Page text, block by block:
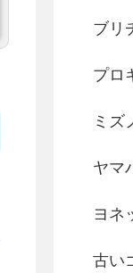
ブリ
プロ
ミズ
ヤマ
ヨネ
古い